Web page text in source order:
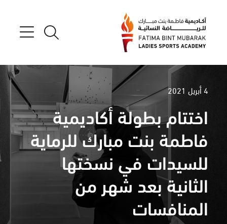
4 أبريل 2021
اختتام بطولة أكاديمية
فاطمة بنت مبارك للرماية
للسيدات في نسختها
الثانية بعد شهر من
المنافسات